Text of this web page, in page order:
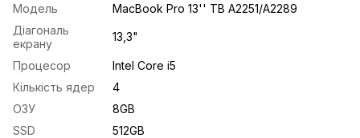
Модель
MacBook Pro 13'' TB A2251/A2289
Діагональ
екрану
13,3"
Процесор
Intel Core i5
Кількість ядер
4
ОЗУ
8GB
SSD
512GB